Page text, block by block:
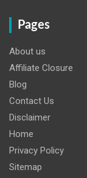
Pages
About us
Affiliate Closure
Blog
Contact Us
Disclaimer
Home
Privacy Policy
Sitemap